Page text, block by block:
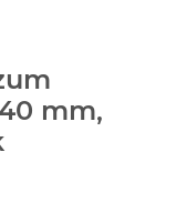
mm,